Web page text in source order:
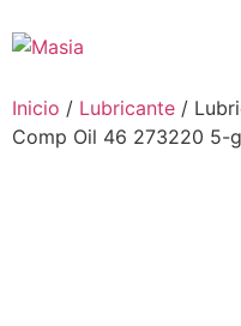
Inicio / Lubricante /
Comp Oil 46 273220 5-